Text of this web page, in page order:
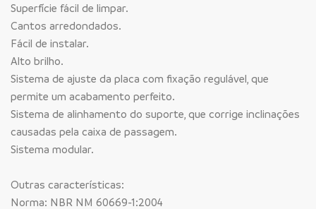
Superfície fácil de limpar.
Cantos arredondados.
Fácil de instalar.
Alto brilho.
Sistema de ajuste da placa com fixação regulável, que
permite um acabamento perfeito.
Sistema de alinhamento do suporte, que corrige inclinações
causadas pela caixa de passagem.
Sistema modular.
Outras características:
Norma: NBR NM 60669-1:2004